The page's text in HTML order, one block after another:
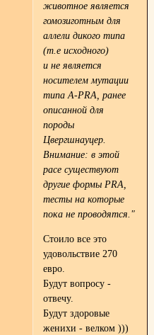
животное является
гомозиготным для
аллели дикого типа
(т.е исходного)
и не является
носителем мутации
типа А-РRA, ранее
описанной для
породы
Цвергшнауцер.
Внимание: в этой
расе существуют
другие формы PRA,
тесты на которые
пока не проводятся."
Стоило все это
удовольствие 270
евро.
Будут вопросу -
отвечу.
Будут здоровые
женихи - велком )))